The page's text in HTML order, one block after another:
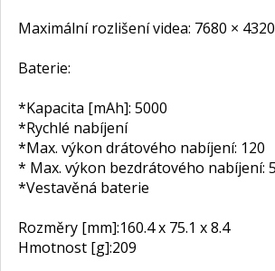
Maximální rozlišení videa: 7680 ×
Baterie:
*Kapacita [mAh]: 5000
*Rychlé nabíjení
*Max. výkon drátového nabíjení: 120
* Max. výkon bezdrátového nabíjení:
*Vestavěná baterie
Rozměry [mm]:160.4 x 75.1 x 8.4
Hmotnost [g]:209